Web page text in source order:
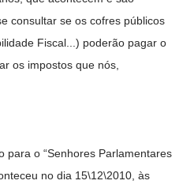
consultar se os cofres públicos
Fiscal...) poderão pagar o
os impostos que nós,
para o “Senhores Parlamentares
no dia 15\12\2010, às